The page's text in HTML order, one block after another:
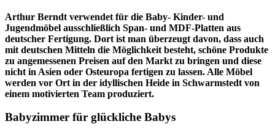
Arthur Berndt verwendet für die Baby- Kinder- und
Jugendmöbel ausschließlich Span- und MDF-Platten aus
deutscher Fertigung. Dort ist man überzeugt davon, dass auch
mit deutschen Mitteln die Möglichkeit besteht, schöne Produkte
zu angemessenen Preisen auf den Markt zu bringen und diese
nicht in Asien oder Osteuropa fertigen zu lassen. Alle Möbel
werden vor Ort in der idyllischen Heide in Schwarmstedt von
einem motivierten Team produziert.
Babyzimmer für glückliche Babys